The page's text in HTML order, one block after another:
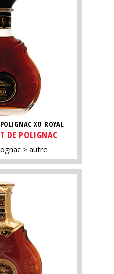
XO ROYAL
DE POLIGNAC
autre